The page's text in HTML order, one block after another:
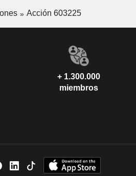
Acción 603225
+ 1.300.000
miembros